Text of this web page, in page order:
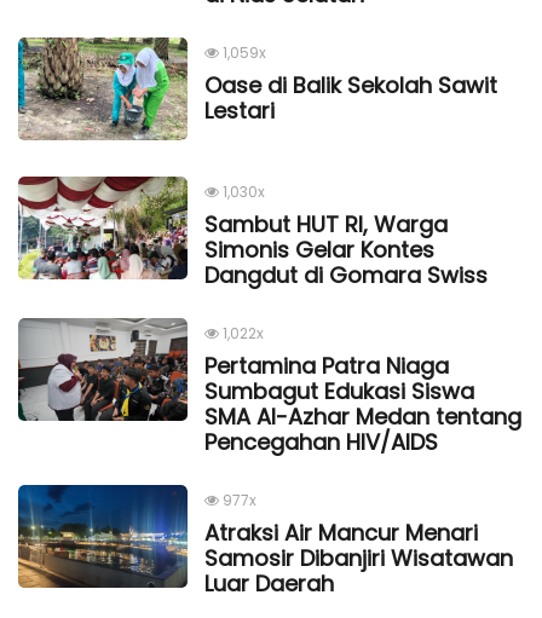
1,059x
Oase di Balik Sekolah Sawit
Lestari
1,030x
Sambut HUT RI, Warga
Simonis Gelar Kontes
Dangdut di Gomara Swiss
1,022x
Pertamina Patra Niaga
Sumbagut Edukasi Siswa
SMA Al-Azhar Medan tentang
Pencegahan HIV/AIDS
977x
Atraksi Air Mancur Menari
Samosir Dibanjiri Wisatawan
Luar Daerah